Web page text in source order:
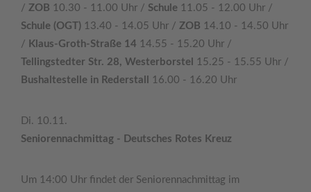
/ ZOB 10.30 - 11.00 Uhr / Schule 11.05 - 12.00 Uhr /
Schule (OGT) 13.40 - 14.05 Uhr / ZOB 14.10 - 14.50 Uhr
/ Klaus-Groth-Straße 14 14.55 - 15.20 Uhr /
Tellingstedter Str. 28, Westerborstel
15.25 - 15.55 Uhr /
Bushaltestelle in Rederstall
16.00 - 16.20 Uhr
Di. 10.11.
Seniorennachmittag - Deutsches Rotes Kreuz
Um 14:00 Uhr findet der Seniorennachmittag im